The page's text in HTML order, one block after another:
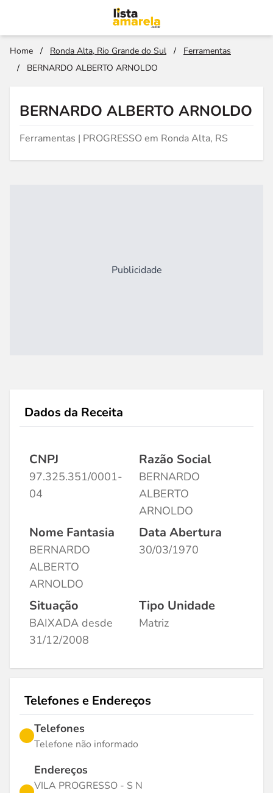
Home / Ronda Alta, Rio Grande do Sul /
Ferramentas
/
BERNARDO ALBERTO ARNOLDO
BERNARDO ALBERTO ARNOLDO
Ferramentas | PROGRESSO em Ronda Alta, RS
Publicidade
Dados da Receita
CNPJ
97.325.351/0001-
04
Razão Social
BERNARDO
ALBERTO
ARNOLDO
Nome Fantasia
BERNARDO
ALBERTO
ARNOLDO
Data Abertura
30/03/1970
Situação
BAIXADA desde
31/12/2008
Tipo Unidade
Matriz
Telefones e Endereços
Telefones
Telefone não informado
Endereços
VILA PROGRESSO - S N